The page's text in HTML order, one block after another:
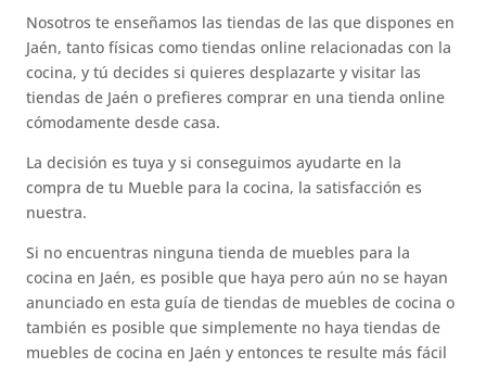
Nosotros te enseñamos las tiendas de las que dispones en
Jaén, tanto físicas como tiendas online relacionadas con la
cocina, y tú decides si quieres desplazarte y visitar las
tiendas de Jaén o prefieres comprar en una tienda online
cómodamente desde casa.
La decisión es tuya y si conseguimos ayudarte en la
compra de tu Mueble para la cocina, la satisfacción es
nuestra.
Si no encuentras ninguna tienda de muebles para la
cocina en Jaén, es posible que haya pero aún no se hayan
anunciado en esta guía de tiendas de muebles de cocina o
también es posible que simplemente no haya tiendas de
muebles de cocina en Jaén y entonces te resulte más fácil